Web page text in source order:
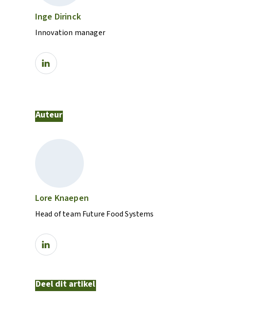
Inge Dirinck
Innovation manager
Auteur
Lore Knaepen
Head of team Future Food Systems
Deel dit artikel